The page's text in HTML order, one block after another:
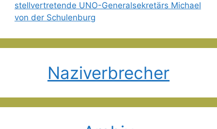
stellvertretende UNO-Generalsekretärs Michael
von der Schulenburg
Naziverbrecher